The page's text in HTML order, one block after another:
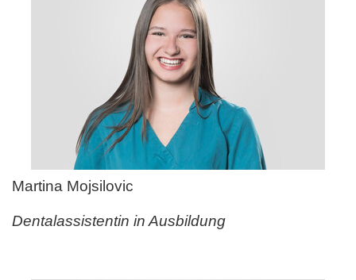
Martina Mojsilovic
Dentalassistentin in Ausbildung